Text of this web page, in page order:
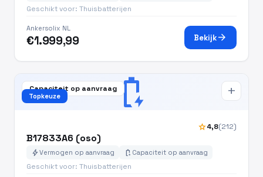
Geschikt voor: Thuisbatterijen
Ankersolix NL
€1.999,99 Bekijkarrow_forward
battery_charging_full
Capaciteit op aanvraag
Topkeuze add
star4,8(212)
B17833A6 (oso)
boltVermogen op aanvraag battery_charging_full Capaciteit op aanvraag
Geschikt voor: Thuisbatterijen